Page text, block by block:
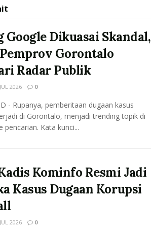
Google Dikuasai Skandal,
Gorontalo
Radar Publik
2026 0
- Rupanya, pemberitaan dugaan kasus
di Gorontalo, menjadi trending topik di
Kata kunci...
Kominfo Resmi Jadi
Kasus Dugaan Korupsi
2026 0